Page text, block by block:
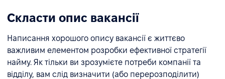
Скласти опис вакансії
Написання хорошого опису вакансії є життєво
важливим елементом розробки ефективної стратегії
найму. Як тільки ви зрозумієте потреби компанії та
відділу, вам слід визначити (або перерозподілити)